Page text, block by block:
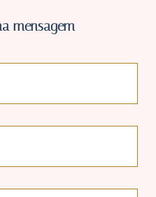
mensagem